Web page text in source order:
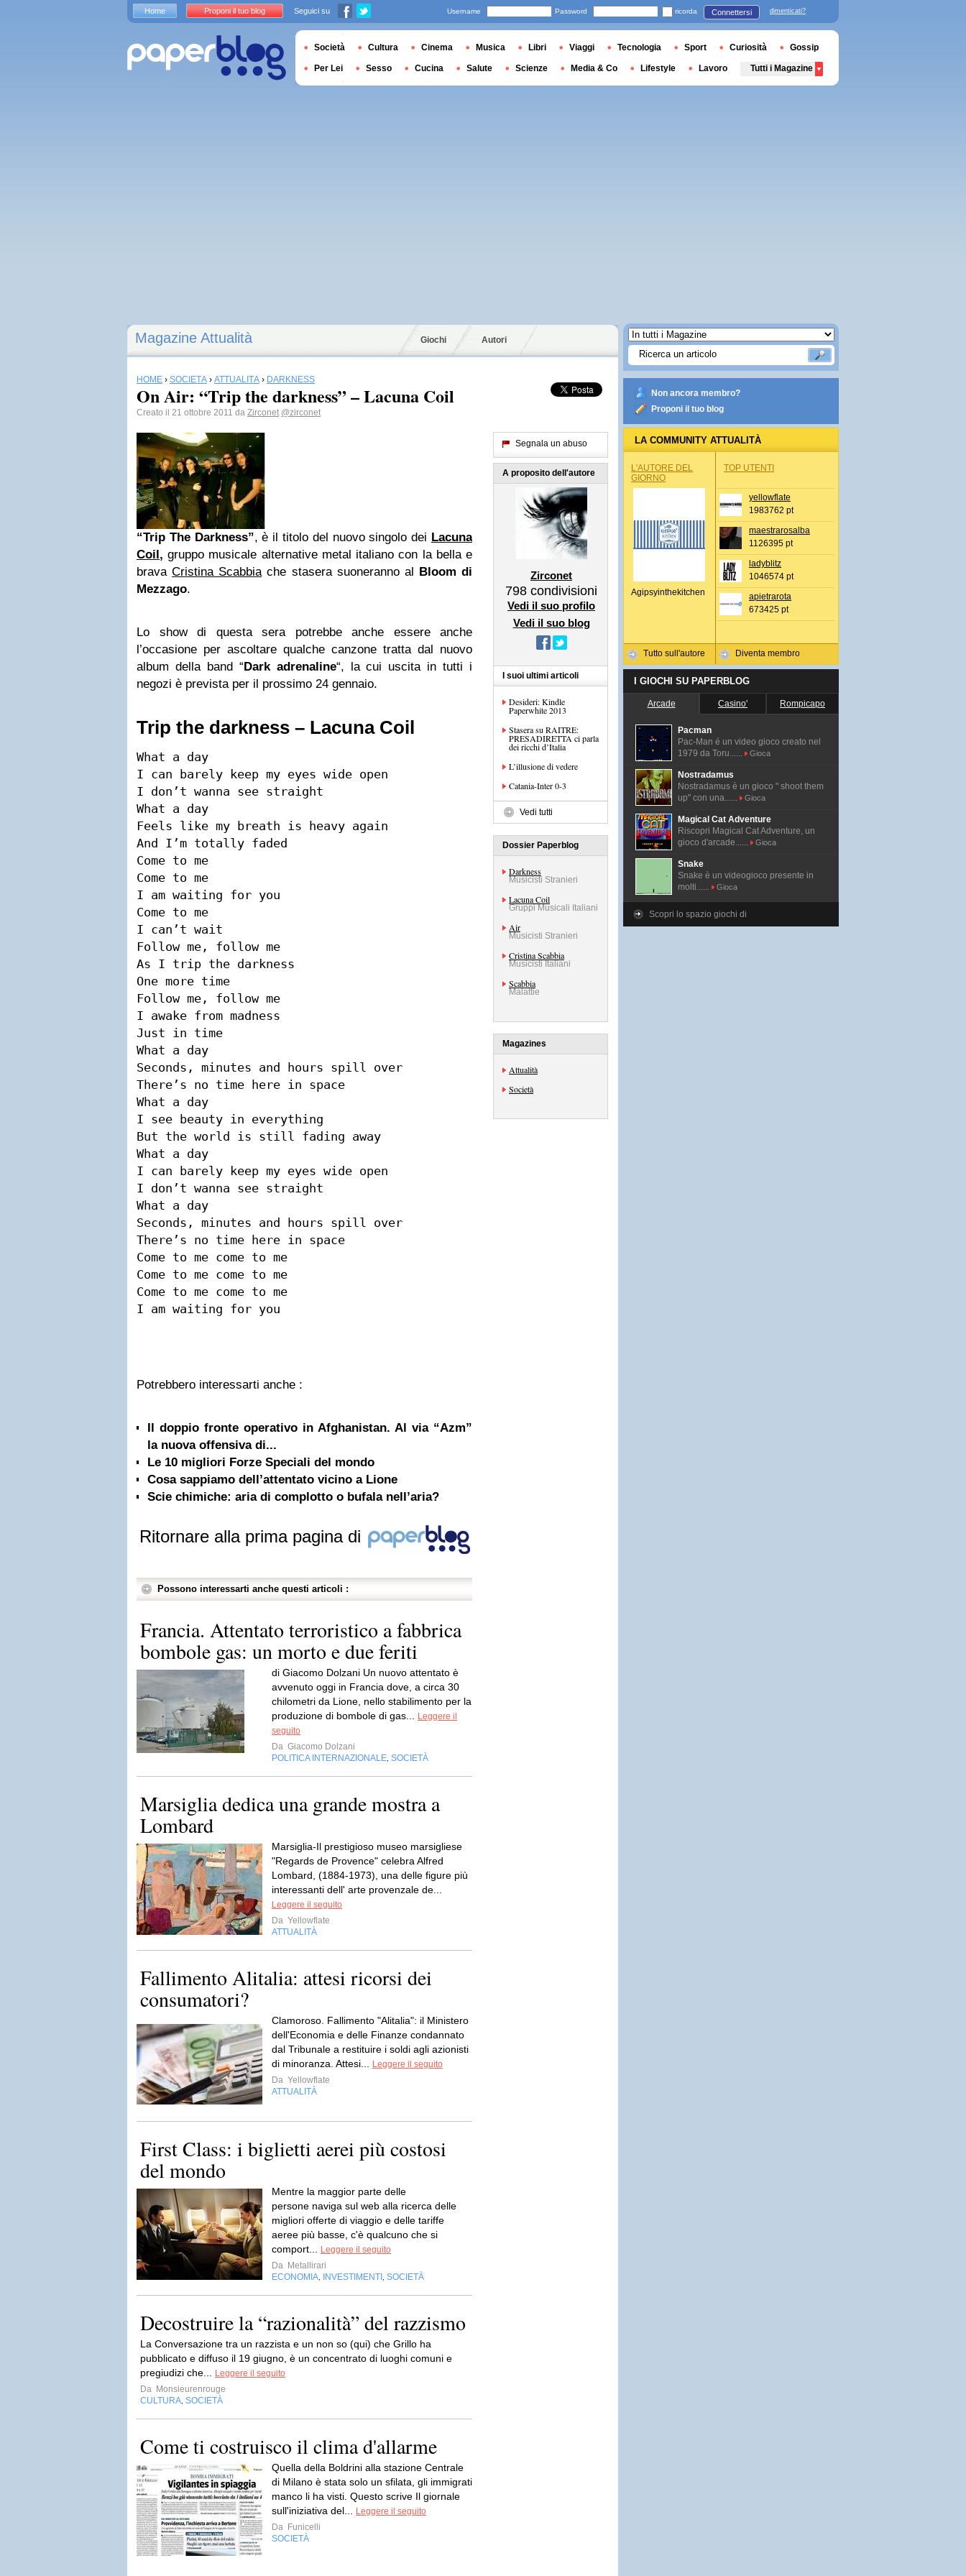
Magazine Attualità Giochi Autori
HOME › SOCIETÀ › ATTUALITÀ › DARKNESS
On Air: “Trip the darkness” – Lacuna Coil
Creato il 21 ottobre 2011 da Zirconet @zirconet
“Trip The Darkness”, è il titolo del nuovo singolo dei Lacuna
Coil, gruppo musicale alternative metal italiano con la bella e
bravaCristina Scabbiache stasera suoneranno al Bloom di
Mezzago.
Lo show di questa sera potrebbe anche essere anche
l’occasione per ascoltare qualche canzone tratta dal nuovo
album della band “Dark adrenaline“, la cui uscita in tutti i
negozi è prevista per il prossimo 24 gennaio.
Trip the darkness – Lacuna Coil
What a day
I can barely keep my eyes wide open
I don’t wanna see straight
What a day
Feels like my breath is heavy again
And I’m totally faded
Come to me
Come to me
I am waiting for you
Come to me
I can’t wait
Follow me, follow me
As I trip the darkness
One more time
Follow me, follow me
I awake from madness
Just in time
What a day
Seconds, minutes and hours spill over
There’s no time here in space
What a day
I see beauty in everything
But the world is still fading away
What a day
I can barely keep my eyes wide open
I don’t wanna see straight
What a day
Seconds, minutes and hours spill over
There’s no time here in space
Come to me come to me
Come to me come to me
Come to me come to me
I am waiting for you
Potrebbero interessarti anche :
Il doppio fronte operativo in Afghanistan. Al via “Azm”
la nuova offensiva di...
Le 10 migliori Forze Speciali del mondo
Cosa sappiamo dell’attentato vicino a Lione
Scie chimiche: aria di complotto o bufala nell’aria?
Ritornare alla prima pagina di
Possono interessarti anche questi articoli :
Francia. Attentato terroristico a fabbrica
bombole gas: un morto e due feriti
di Giacomo Dolzani Un nuovo attentato è
avvenuto oggi in Francia dove, a circa 30
chilometri da Lione, nello stabilimento per la
produzione di bombole di gas...
Leggere il
seguito
Da Giacomo Dolzani
POLITICA INTERNAZIONALE SOCIETÀ
Marsiglia dedica una grande mostra a
Lombard
Marsiglia-Il prestigioso museo marsigliese
"Regards de Provence" celebra Alfred
Lombard, (1884-1973), una delle figure più
interessanti dell' arte provenzale de...
Leggere il seguito
Da Yellowflate
ATTUALITÀ
Fallimento Alitalia: attesi ricorsi dei
consumatori?
Clamoroso. Fallimento "Alitalia": il Ministero
dell'Economia e delle Finanze condannato
dal Tribunale a restituire i soldi agli azionisti
di minoranza. Attesi...
Leggere il seguito
Da Yellowflate
ATTUALITÀ
First Class: i biglietti aerei più costosi
del mondo
Mentre la maggior parte delle
persone naviga sul web alla ricerca delle
migliori offerte di viaggio e delle tariffe
aeree più basse, c'è qualcuno che si
comport...
Leggere il seguito
Da Metallirari
ECONOMIA
INVESTIMENTI SOCIETÀ
Decostruire la “razionalità” del razzismo
La Conversazione tra un razzista e un non so (qui) che Grillo ha
pubblicato e diffuso il 19 giugno, è un concentrato di luoghi comuni e
pregiudizi che...
Leggere il seguito
Da Monsieurenrouge
CULTURA SOCIETÀ
Come ti costruisco il clima d'allarme
Quella della Boldrini alla stazione Centrale
di Milano è stata solo un sfilata, gli immigrati
manco li ha visti. Questo scrive Il giornale
sull'iniziativa del...
Leggere il seguito
Da Funicelli
SOCIETÀ
Segnala un abuso
A proposito dell'autore
Zirconet
798 condivisioni
Vedi il suo profilo
Vedi il suo blog
I suoi ultimi articoli
Desideri: Kindle
Paperwhite 2013
Stasera su RAITRE:
PRESADIRETTA ci parla
dei ricchi d’Italia
L’illusione di vedere
Catania-Inter 0-3
Vedi tutti
Dossier Paperblog
Darkness
Musicisti Stranieri
Lacuna Coil
Gruppi Musicali Italiani
Air
Musicisti Stranieri
Cristina Scabbia
Musicisti Italiani
Scabbia
Malattie
Magazines
Attualità
Società
Non ancora membro?
Proponi il tuo blog
LA COMMUNITY ATTUALITÀ
L'AUTORE DEL
GIORNO
Agipsyinthekitchen
Tutto sull'autore
TOP UTENTI
yellowflate
1983762 pt
maestrarosalba
1126395 pt
ladyblitz
1046574 pt
apietrarota
673425 pt
Diventa membro
I GIOCHI SU PAPERBLOG
Arcade Casino' Rompicapo
Pacman
Pac-Man é un video gioco creato nel
1979 da Toru......
Gioca
Nostradamus
Nostradamus è un gioco " shoot them
up" con una......
Gioca
Magical Cat Adventure
Riscopri Magical Cat Adventure, un
gioco d'arcade......
Gioca
Snake
Snake è un videogioco presente in
molti......
Gioca
Scopri lo spazio giochi di
Home Proponi il tuo blog Seguici su Username Password ricorda Connettersi dimenticati?
Società Cultura Cinema Musica Libri Viaggi Tecnologia Sport Curiosità Gossip
Per Lei Sesso Cucina Salute Scienze Media & Co Lifestyle Lavoro Tutti i Magazine